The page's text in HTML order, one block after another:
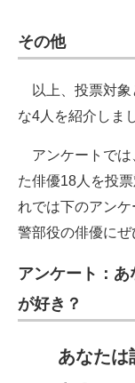
その他
以上、投票対象
な4人を紹介しま
アンケートでは
た俳優18人を投
れでは下のアンケ
警部役の俳優にぜ
アンケート：あ
が好き？
あなたは